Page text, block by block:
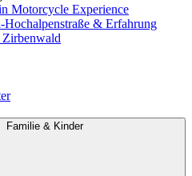
Motorcycle Experience
Hochalpenstraße & Erfahrung
Familie & Kinder